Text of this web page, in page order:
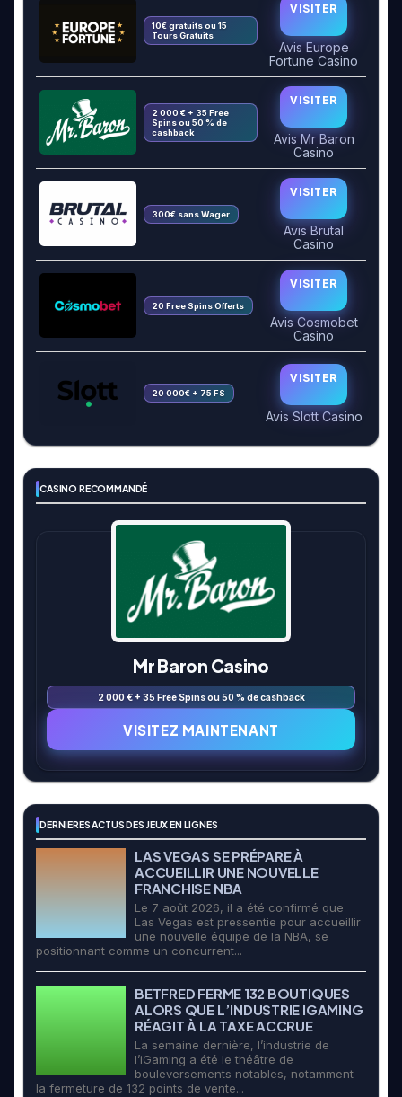
10€ gratuits ou 15
Tours Gratuits
VISITER
Avis Europe
Fortune Casino
2 000 € + 35 Free
Spins ou 50 % de
cashback
VISITER
Avis Mr Baron
Casino
300€ sans Wager
VISITER
Avis Brutal
Casino
20 Free Spins Offerts
VISITER
Avis Cosmobet
Casino
20 000€ + 75 FS
VISITER
Avis Slott Casino
CASINO RECOMMANDÉ
Mr Baron Casino
2 000 € + 35 Free Spins ou 50 % de cashback
VISITEZ MAINTENANT
DERNIERES ACTUS DES JEUX EN LIGNES
LAS VEGAS SE PRÉPARE À
ACCUEILLIR UNE NOUVELLE
FRANCHISE NBA
Le 7 août 2026, il a été confirmé que
Las Vegas est pressentie pour accueillir
une nouvelle équipe de la NBA, se
positionnant comme un concurrent...
BETFRED FERME 132 BOUTIQUES
ALORS QUE L’INDUSTRIE IGAMING
RÉAGIT À LA TAXE ACCRUE
La semaine dernière, l’industrie de
l’iGaming a été le théâtre de
bouleversements notables, notamment
la fermeture de 132 points de vente...